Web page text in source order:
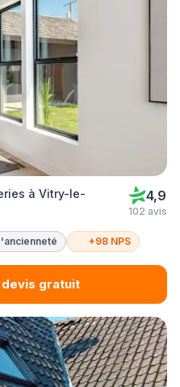
à Vitry-le-
4,9
102 avis
+98 NPS
devis gratuit